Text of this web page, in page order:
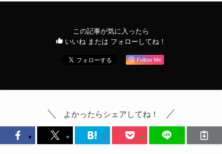
この記事が気に入ったら
いいね または フォローしてね！
Follow Me
よかったらシェアしてね！